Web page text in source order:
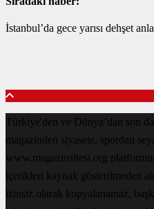
İstanbul’da gece yarısı dehşet
Türkiye'den ve Dünya’dan son
magazinden siyasete, spordan
www.magazinsitesi.org
içerikleri kaynak gösterilmeden
izinsiz olarak kopyalanamaz,